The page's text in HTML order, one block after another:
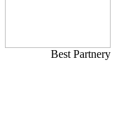
Best Partnery